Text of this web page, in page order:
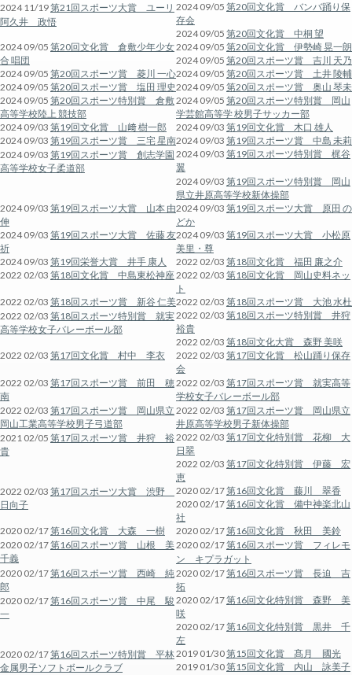
2024 11/19第21回スポーツ大賞 ユーリ
阿久井 政悟
2024 09/05 第20回文化賞 バンバ踊り保
存会
2024 09/05 第20回文化賞 中桐 望
2024 09/05 第20回文化賞 倉敷少年少女
合 唱団
2024 09/05 第20回文化賞 伊勢崎 晃一朗
2024 09/05 第20回スポーツ賞 吉川 天乃
2024 09/05 第20回スポーツ賞 菱川 一心2024 09/05 第20回スポーツ賞 土井 陵輔
2024 09/05 第20回スポーツ賞 塩田 理史2024 09/05 第20回スポーツ賞 奥山 琴未
2024 09/05 第20回スポーツ特別賞 倉敷
高等学校陸上 競技部
2024 09/05 第20回スポーツ特別賞 岡山
学芸館高等学 校男子サッカー部
2024 09/03 第19回文化賞 山﨑 樹一郎 2024 09/03 第19回文化賞 木口 雄人
2024 09/03 第19回スポーツ賞 三宅 星南2024 09/03 第19回スポーツ賞 中島 未莉
2024 09/03 第19回スポーツ賞 創志学園
高等学校女子柔道部
2024 09/03 第19回スポーツ特別賞 梶谷
翼
2024 09/03 第19回スポーツ特別賞 岡山
県立井原高等学校新体操部
2024 09/03 第19回スポーツ大賞 山本 由
伸
2024 09/03 第19回スポーツ大賞 原田 の
どか
2024 09/03 第19回スポーツ大賞 佐藤 友
祈
2024 09/03 第19回スポーツ大賞 小松原
美里・尊
2024 09/03 第19回栄誉大賞 井手 康人 2022 02/03 第18回文化賞 福田 廉之介
2022 02/03 第18回文化賞 中島東松神座2022 02/03 第18回文化賞 岡山史料ネッ
ト
2022 02/03 第18回スポーツ賞 新谷 仁美2022 02/03 第18回スポーツ賞 大池 水杜
2022 02/03 第18回スポーツ特別賞 就実
高等学校女子バレーボール部
2022 02/03 第18回スポーツ特別賞 井狩
裕貴
2022 02/03 第18回文化大賞 森野 美咲
2022 02/03 第17回文化賞 村中 李衣 2022 02/03 第17回文化賞 松山踊り保存
会
2022 02/03 第17回スポーツ賞 前田 穂
南
2022 02/03 第17回スポーツ賞 就実高等
学校女子バレーボール部
2022 02/03 第17回スポーツ賞 岡山県立
岡山工業高等学校男子弓道部
2022 02/03 第17回スポーツ賞 岡山県立
井原高等学校男子新体操部
2021 02/05 第17回スポーツ賞 井狩 裕
貴
2022 02/03 第17回文化特別賞 花柳 大
日翠
2022 02/03 第17回文化特別賞 伊藤 宏
恵
2022 02/03 第17回スポーツ大賞 渋野
日向子
2020 02/17第16回文化賞 藤川 翠香
2020 02/17第16回文化賞 備中神楽北山
社
2020 02/17第16回文化賞 大森 一樹 2020 02/17第16回文化賞 秋田 美鈴
2020 02/17第16回スポーツ賞 山根 美
千義
2020 02/17第16回スポーツ賞 フィレモ
ン キプラガット
2020 02/17第16回スポーツ賞 西崎 純
郎
2020 02/17第16回スポーツ賞 長迫 吉
拓
2020 02/17第16回スポーツ賞 中尾 駿
一
2020 02/17第16回文化特別賞 森野 美
咲
2020 02/17第16回文化特別賞 黒井 千
左
2020 02/17第16回スポーツ特別賞 平林
金属男子ソフトボールクラブ
2019 01/30第15回文化賞 髙月 國光
2019 01/30第15回文化賞 内山 詠美子